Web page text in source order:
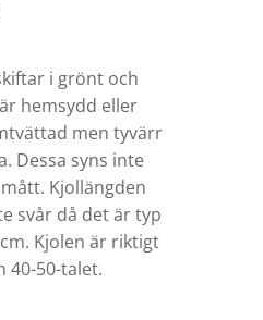
i grönt och
hemsydd eller
men tyvärr
Dessa syns inte
Kjollängden
svår då det är typ
Kjolen är riktigt
40-50-talet.